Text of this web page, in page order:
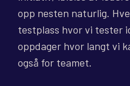
opp nesten naturlig.
testplass hvor vi tester
oppdager hvor langt vi
også for teamet.